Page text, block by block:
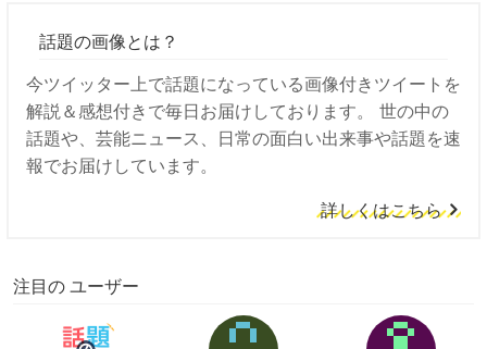
話題の画像とは？
今ツイッター上で話題になっている画像付きツイートを
解説＆感想付きで毎日お届けしております。 世の中の
話題や、芸能ニュース、日常の面白い出来事や話題を速
報でお届けしています。
詳しくはこちら
注目の ユーザー